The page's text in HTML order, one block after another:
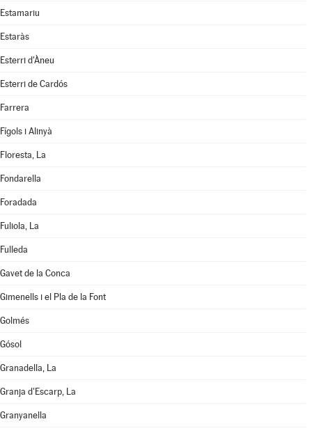
Estamariu
Estaràs
Esterri d'Àneu
Esterri de Cardós
Farrera
Fígols i Alinyà
Floresta, La
Fondarella
Foradada
Fuliola, La
Fulleda
Gavet de la Conca
Gimenells i el Pla de la Font
Golmés
Gósol
Granadella, La
Granja d'Escarp, La
Granyanella